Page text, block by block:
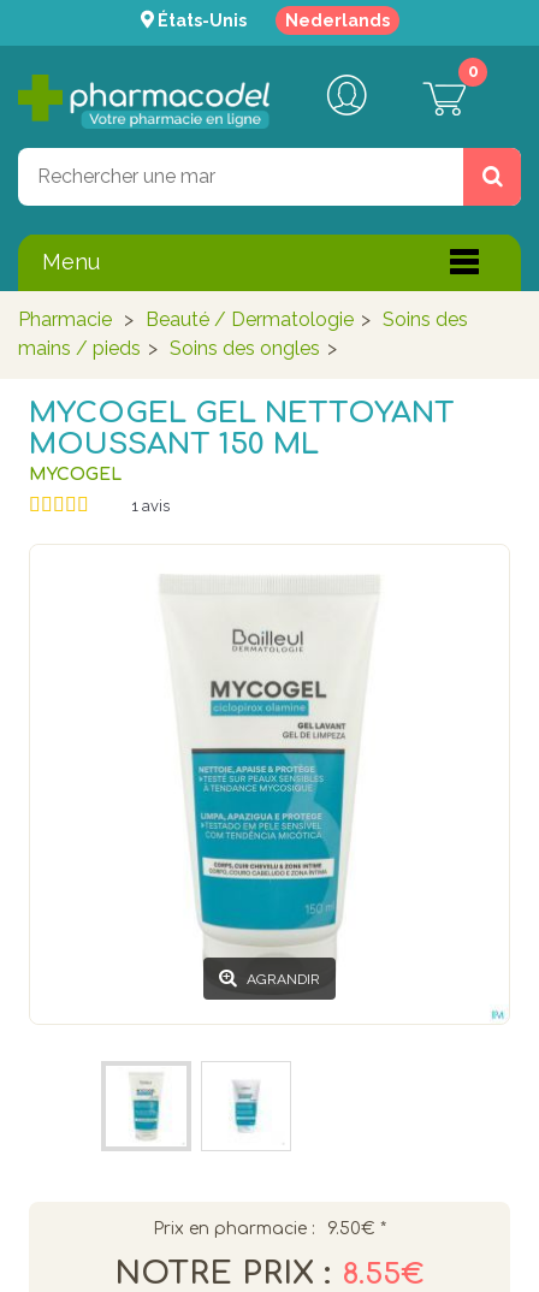
États-Unis Nederlands
0
Menu
Pharmacie > Beauté / Dermatologie > Soins des
mains / pieds > Soins des ongles >
MYCOGEL GEL NETTOYANT
MOUSSANT 150 ML
MYCOGEL
1 avis
AGRANDIR
Prix en pharmacie : 9.50€ *
NOTRE PRIX : 8.55€